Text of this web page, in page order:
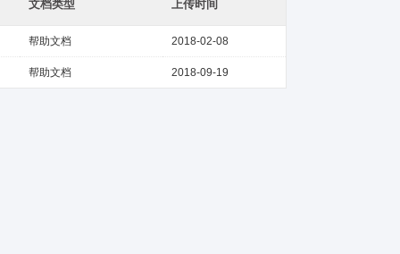
文档类型 上传时间
帮助文档 2018-02-08
帮助文档 2018-09-19